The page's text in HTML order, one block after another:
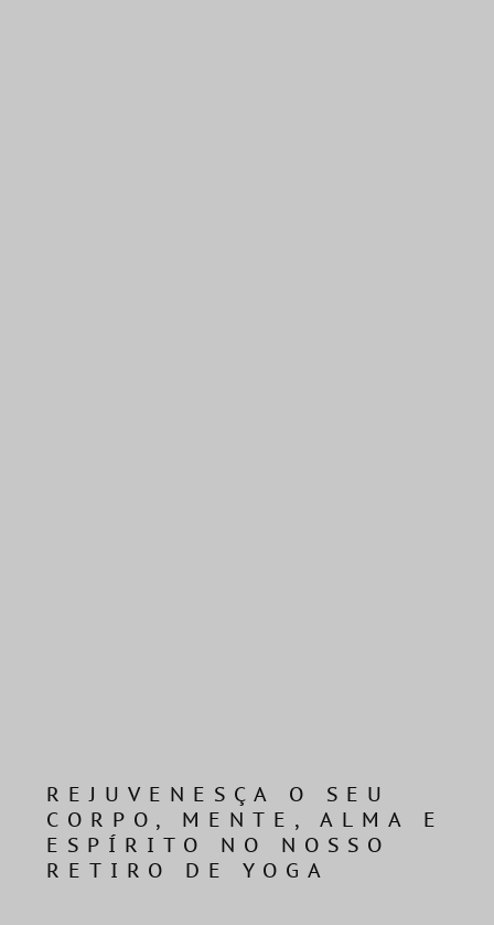
REJUVENESÇA O SEU
CORPO, MENTE, ALMA E
ESPÍRITO NO NOSSO
RETIRO DE YOGA